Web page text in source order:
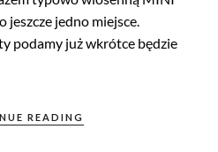
jeszcze jedno miejsce.
podamy już wkrótce będzie
READING